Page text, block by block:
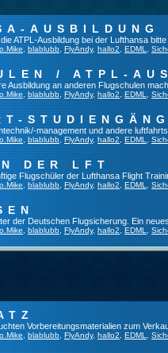
AUSBILDUNG
ATPL-Ausbildung bei der Lufthansa
blablubb FlyAndy, hallo2 EDML
/ ATPL-
Ausbildung an anderen Flugschulen
blablubb FlyAndy, hallo2 EDML
management und andere
blablubb FlyAndy, hallo2 EDML
DER LFT
Flugschüler der Lufthansa Flight
blablubb FlyAndy, hallo2 EDML
der Deutschen Flugsicherung. Ein
blablubb FlyAndy, hallo2 EDML
Vorbereitungsmaterialien zum
blablubb FlyAndy, hallo2 EDML